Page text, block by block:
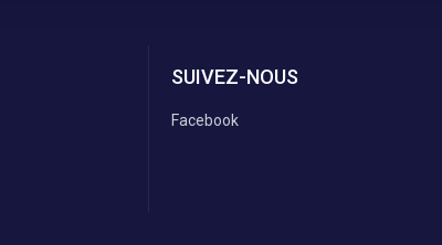
SUIVEZ-NOUS
Facebook